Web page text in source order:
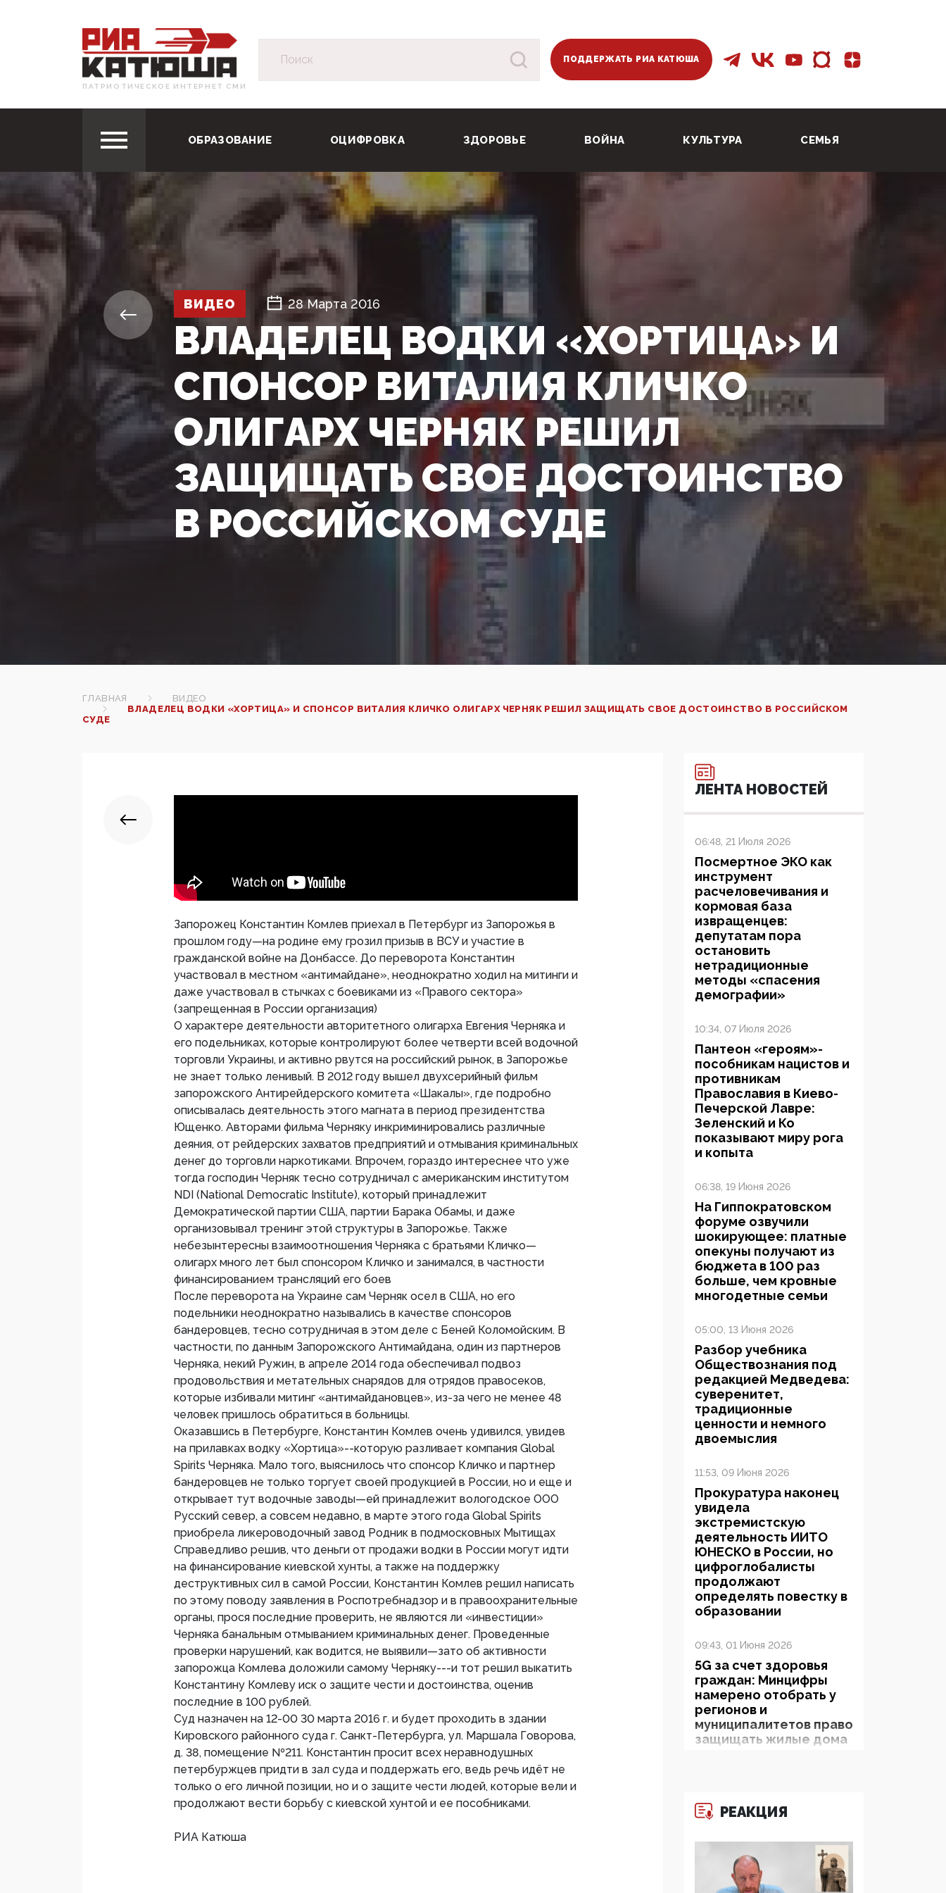
ПАТРИОТИЧЕСКОЕ ИНТЕРНЕТ СМИ
ПОДДЕРЖАТЬ РИА КАТЮША
ОБРАЗОВАНИЕ ОЦИФРОВКА ЗДОРОВЬЕ ВОЙНА КУЛЬТУРА СЕМЬЯ
ВИДЕО 28 Марта 2016
ВЛАДЕЛЕЦ ВОДКИ «ХОРТИЦА» И
СПОНСОР ВИТАЛИЯ КЛИЧКО
ОЛИГАРХ ЧЕРНЯК РЕШИЛ
ЗАЩИЩАТЬ СВОЕ ДОСТОИНСТВО
В РОССИЙСКОМ СУДЕ
ГЛАВНАЯ
ВИДЕО
ВЛАДЕЛЕЦ ВОДКИ «ХОРТИЦА» И СПОНСОР ВИТАЛИЯ КЛИЧКО ОЛИГАРХ ЧЕРНЯК РЕШИЛ ЗАЩИЩАТЬ СВОЕ ДОСТОИНСТВО В РОССИЙСКОМ
СУДЕ
Запорожец Константин Комлев приехал в Петербург из Запорожья в
прошлом году—на родине ему грозил призыв в ВСУ и участие в
гражданской войне на Донбассе. До переворота Константин
участвовал в местном «антимайдане», неоднократно ходил на митинги и
даже участвовал в стычках с боевиками из «Правого сектора»
(запрещенная в России организация)
О характере деятельности авторитетного олигарха Евгения Черняка и
его подельниках, которые контролируют более четверти всей водочной
торговли Украины, и активно рвутся на российский рынок, в Запорожье
не знает только ленивый. В 2012 году вышел двухсерийный фильм
запорожского Антирейдерского комитета «Шакалы», где подробно
описывалась деятельность этого магната в период президентства
Ющенко. Авторами фильма Черняку инкриминировались различные
деяния, от рейдерских захватов предприятий и отмывания криминальных
денег до торговли наркотиками. Впрочем, гораздо интереснее что уже
тогда господин Черняк тесно сотрудничал с американским институтом
NDI (National Democratic Institute), который принадлежит
Демократической партии США, партии Барака Обамы, и даже
организовывал тренинг этой структуры в Запорожье. Также
небезынтересны взаимоотношения Черняка с братьями Кличко—
олигарх много лет был спонсором Кличко и занимался, в частности
финансированием трансляций его боев
После переворота на Украине сам Черняк осел в США, но его
подельники неоднократно назывались в качестве спонсоров
бандеровцев, тесно сотрудничая в этом деле с Беней Коломойским. В
частности, по данным Запорожского Антимайдана, один из партнеров
Черняка, некий Ружин, в апреле 2014 года обеспечивал подвоз
продовольствия и метательных снарядов для отрядов правосеков,
которые избивали митинг «антимайдановцев», из-за чего не менее 48
человек пришлось обратиться в больницы.
Оказавшись в Петербурге, Константин Комлев очень удивился, увидев
на прилавках водку «Хортица»--которую разливает компания Global
Spirits Черняка. Мало того, выяснилось что спонсор Кличко и партнер
бандеровцев не только торгует своей продукцией в России, но и еще и
открывает тут водочные заводы—ей принадлежит вологодское ООО
Русский север, а совсем недавно, в марте этого года Global Spirits
приобрела ликероводочный завод Родник в подмосковных Мытищах
Справедливо решив, что деньги от продажи водки в России могут идти
на финансирование киевской хунты, а также на поддержку
деструктивных сил в самой России, Константин Комлев решил написать
по этому поводу заявления в Роспотребнадзор и в правоохранительные
органы, прося последние проверить, не являются ли «инвестиции»
Черняка банальным отмыванием криминальных денег. Проведенные
проверки нарушений, как водится, не выявили—зато об активности
запорожца Комлева доложили самому Черняку---и тот решил выкатить
Константину Комлеву иск о защите чести и достоинства, оценив
последние в 100 рублей.
Суд назначен на 12-00 30 марта 2016 г. и будет проходить в здании
Кировского районного суда г. Санкт-Петербурга, ул. Маршала Говорова,
д. 38, помещение №211. Константин просит всех неравнодушных
петербуржцев придти в зал суда и поддержать его, ведь речь идёт не
только о его личной позиции, но и о защите чести людей, которые вели и
продолжают вести борьбу с киевской хунтой и ее пособниками.
РИА Катюша
ЛЕНТА НОВОСТЕЙ
06:48, 21 Июля 2026
Посмертное ЭКО как
инструмент
расчеловечивания и
кормовая база
извращенцев:
депутатам пора
остановить
нетрадиционные
методы «спасения
демографии»
10:34, 07 Июля 2026
Пантеон «героям»-
пособникам нацистов и
противникам
Православия в Киево-
Печерской Лавре:
Зеленский и Ко
показывают миру рога
и копыта
06:38, 19 Июня 2026
На Гиппократовском
форуме озвучили
шокирующее: платные
опекуны получают из
бюджета в 100 раз
больше, чем кровные
многодетные семьи
05:00, 13 Июня 2026
Разбор учебника
Обществознания под
редакцией Медведева:
суверенитет,
традиционные
ценности и немного
двоемыслия
11:53, 09 Июня 2026
Прокуратура наконец
увидела
экстремистскую
деятельность ИИТО
ЮНЕСКО в России, но
цифроглобалисты
продолжают
определять повестку в
образовании
09:43, 01 Июня 2026
5G за счет здоровья
граждан: Минцифры
намерено отобрать у
регионов и
муниципалитетов право
защищать жилые дома
05:58, 26 Мая 2026
Роскомнадзор
освободили от борца с
деструктивным и
опасным контентом
РЕАКЦИЯ